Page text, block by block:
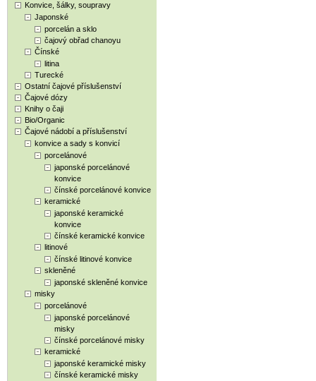
Konvice, šálky, soupravy
Japonské
porcelán a sklo
čajový obřad chanoyu
Čínské
litina
Turecké
Ostatní čajové příslušenství
Čajové dózy
Knihy o čaji
Bio/Organic
Čajové nádobí a příslušenství
konvice a sady s konvicí
porcelánové
japonské porcelánové
konvice
čínské porcelánové konvice
keramické
japonské keramické
konvice
čínské keramické konvice
litinové
čínské litinové konvice
skleněné
japonské skleněné konvice
misky
porcelánové
japonské porcelánové
misky
čínské porcelánové misky
keramické
japonské keramické misky
čínské keramické misky